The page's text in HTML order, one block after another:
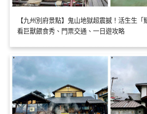
【九州別府景點】鬼山地獄超震撼！活生生
看巨獸餵食秀、門票交通、一日遊攻略